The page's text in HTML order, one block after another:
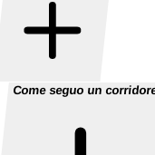
Come seguo un